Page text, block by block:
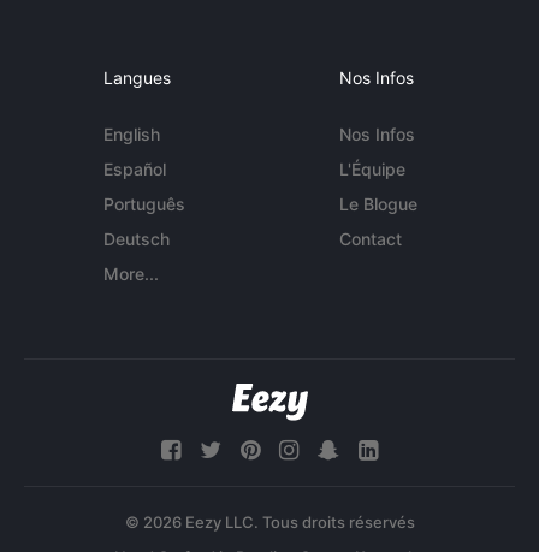
Langues
English
Español
Português
Deutsch
More...
Nos Infos
Nos Infos
L'Équipe
Le Blogue
Contact
© 2026 Eezy LLC. Tous droits réservés